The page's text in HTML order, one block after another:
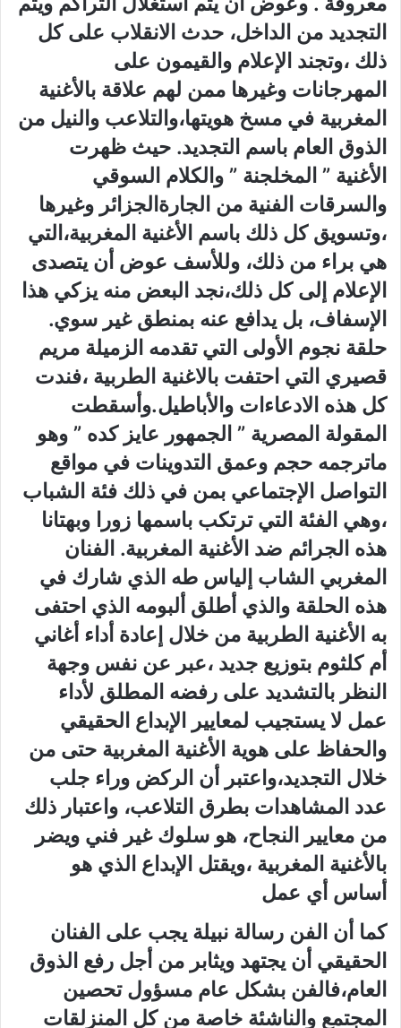
التجديد من الداخل،‮ ‬حدث الانقلاب على كل
ذلك‮ ‬،وتجند الإعلام والقيمون على
المهرجانات وغيرها ممن لهم علاقة بالأغنية
المغربية في‮ ‬مسخ هويتها،والتلاعب والنيل من
الذوق العام باسم التجديد‮. ‬حيث ظهرت
الأغنية‮ ” ‬المخلجنة ” ‬والكلام السوقي‮
‬والسرقات الفنية من الجارةالجزائر وغيرها‮
‬،وتسويق كل ذلك باسم الأغنية المغربية،التي‮
‬هي‮ ‬براء من ذلك،‮ ‬وللأسف عوض أن‮ ‬يتصدى
الإعلام إلى كل ذلك،نجد البعض منه‮ ‬يزكي‮ ‬هذا
الإسفاف،‮ ‬بل‮ ‬يدافع عنه بمنطق‮ ‬غير سوي‮.‬
حلقة نجوم الأولى التي‮ ‬تقدمه الزميلة مريم
قصيري‮ ‬التي‮ ‬احتفت بالاغنية الطربية‮ ‬،فندت
كل هذه الادعاءات والأباطيل.وأسقطت
المقولة المصرية‮ ” ‬الجمهور عايز كده‮ ” ‬وهو
ماترجمه حجم وعمق التدوينات في‮ ‬مواقع
التواصل الإجتماعي‮ ‬بمن في‮ ‬ذلك فئة الشباب‮
‬،وهي‮ ‬الفئة التي‮ ‬ترتكب باسمها زورا وبهتانا
هذه الجرائم ضد الأغنية المغربية‮.‬ الفنان
المغربي‮ ‬الشاب إلياس طه الذي‮ ‬شارك في‮
‬هذه الحلقة والذي‮ ‬أطلق ألبومه الذي‮ ‬احتفى
به الأغنية الطربية من خلال إعادة أداء أغاني‮
‬أم كلثوم بتوزيع جديد‮ ‬،عبر عن نفس وجهة
النظر بالتشديد على رفضه المطلق لأداء
عمل لا‮ ‬يستجيب لمعايير الإبداع الحقيقي‮
‬والحفاظ على هوية الأغنية المغربية حتى من
خلال التجديد،واعتبر أن الركض وراء جلب
عدد المشاهدات بطرق التلاعب،‮ ‬واعتبار ذلك
من معايير النجاح،‮ ‬هو سلوك‮ ‬غير فني‮ ‬ويضر
بالأغنية المغربية‮ ‬،ويقتل الإبداع الذي‮ ‬هو
أساس أي‮ ‬عمل‮
‬كما أن الفن رسالة نبيلة‮ ‬يجب على الفنان
الحقيقي‮ ‬أن‮ ‬يجتهد ويثابر من أجل رفع الذوق
العام،فالفن بشكل عام مسؤول تحصين
المجتمع والناشئة خاصة من كل المنزلقات‮